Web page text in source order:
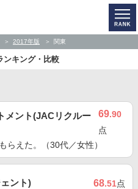
2017年版 関東
ンキング・比較
メント(JACリクルー
69.90
点
らえた。（30代／女性）
ント) 68.51点